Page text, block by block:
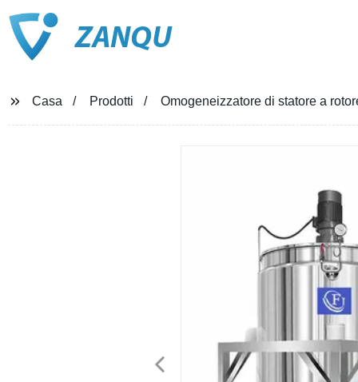
ZANQU
Casa Prodotti Omogeneizzatore di statore a